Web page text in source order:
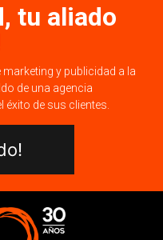
tu aliado
y publicidad a la
de una agencia
de sus clientes.